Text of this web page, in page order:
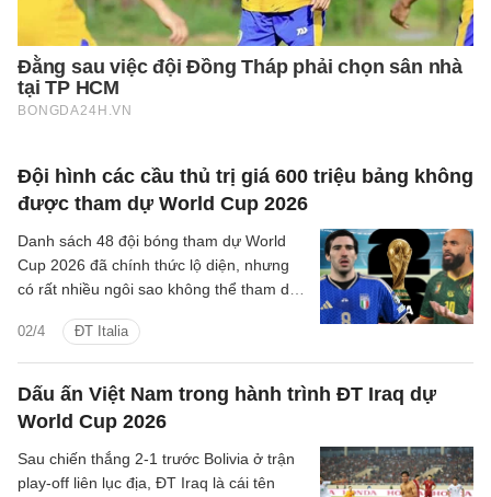
Đội hình các cầu thủ trị giá 600 triệu bảng không
được tham dự World Cup 2026
02/4 ĐT Italia
Danh sách 48 đội bóng tham dự World
Cup 2026 đã chính thức lộ diện, nhưng
có rất nhiều ngôi sao không thể tham dự
Dấu ấn Việt Nam trong hành trình ĐT Iraq dự
World Cup 2026
Sau chiến thắng 2-1 trước Bolivia ở trận
play-off liên lục địa, ĐT Iraq là cái tên